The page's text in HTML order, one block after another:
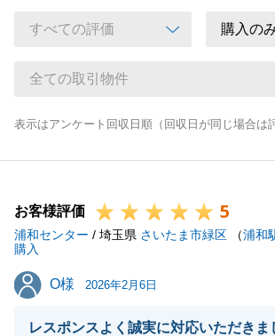
表示はアンケート回収日順（回収日が同じ場合は
お客様評価 5
浦和センター / 埼玉県 さいたま市緑区 （浦和
購入
O様
O様 2026年2月6日
レスポンスよく誠実に対応いただきま